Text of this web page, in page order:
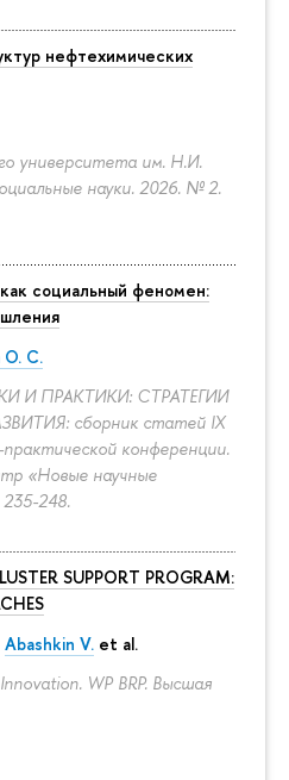
нефтехимических
университета им. Н.И.
науки. 2026. № 2.
социальный феномен:
О. С.
И ПРАКТИКИ: СТРАТЕГИИ
сборник статей IX
конференции.
«Новые научные
248.
SUPPORT PROGRAM:
Abashkin V. et al.
WP BRP. Высшая